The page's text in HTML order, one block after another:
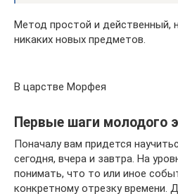
Метод простой и действенный,
никаких новых предметов.
В царстве Морфея
Первые шаги молодого
Поначалу вам придется
сегодня, вчера и завтра. На
понимать, что то или иное
конкретному отрезку времени.